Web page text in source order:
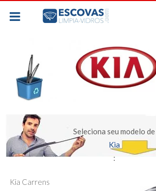
PLANAS - FLEXIVEIS
TRASEIRA
ESCOVAS POR CARRO
Seleciona seu modelo de
Kia
:
Kia Carrens